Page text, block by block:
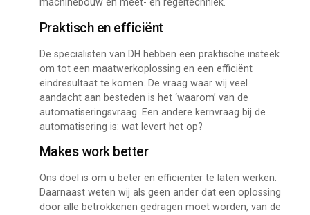
machinebouw en meet- en regeltechniek.
Praktisch en efficiënt
De specialisten van DH hebben een praktische insteek
om tot een maatwerkoplossing en een efficiënt
eindresultaat te komen. De vraag waar wij veel
aandacht aan besteden is het ‘waarom’ van de
automatiseringsvraag. Een andere kernvraag bij de
automatisering is: wat levert het op?
Makes work better
Ons doel is om u beter en efficiënter te laten werken.
Daarnaast weten wij als geen ander dat een oplossing
door alle betrokkenen gedragen moet worden, van de